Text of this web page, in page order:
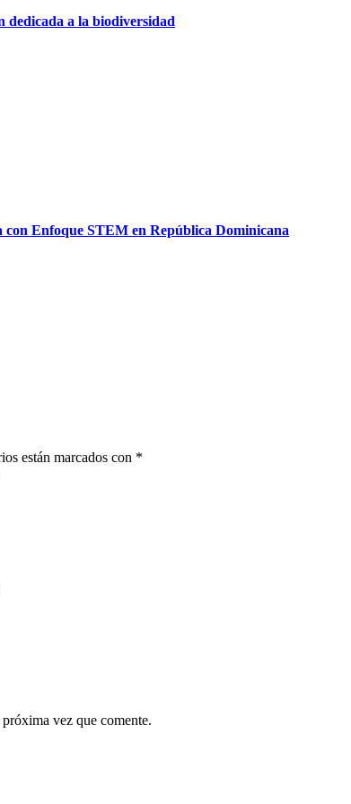
dedicada a la biodiversidad
Enfoque STEM en República Dominicana
están marcados con *
vez que comente.